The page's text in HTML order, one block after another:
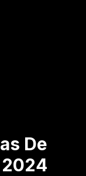
De
2024